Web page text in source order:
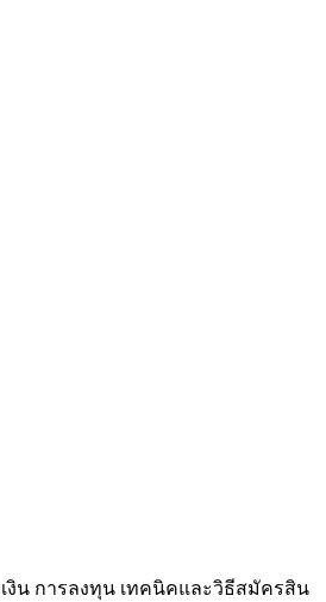
งิน การลงทุน เทคนิคและวิธีสมัครสิน